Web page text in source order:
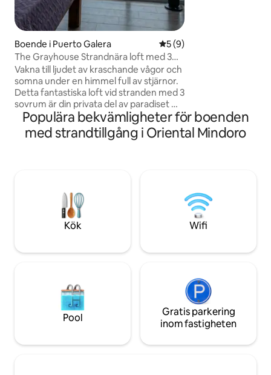
Boende i Puerto Galera 5 av 5 i genomsnittligt
5 (9)
The Grayhouse Strandnära loft med 3
sovrum, 2 badrum, 3 toaletter
Vakna till ljudet av kraschande vågor och
somna under en himmel full av stjärnor.
Detta fantastiska loft vid stranden med 3
sovrum är din privata del av paradiset —
perfekt för familjer, grupper eller en
romantisk semester med vänner. 30
minuter med privat båt till framsidan av
Galera), 2 stora livsmedelsbutiker
(Candava, HL), våtmarknad, Jollibee,
bankomater, apotek 25 minuter till
White Beach.
Populära bekvämligheter för boenden
med strandtillgång i Oriental Mindoro
Kök Wifi
Pool
Gratis parkering
inom fastigheten